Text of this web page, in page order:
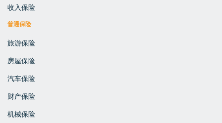
收入保险
普通保险
旅游保险
房屋保险
汽车保险
财产保险
机械保险